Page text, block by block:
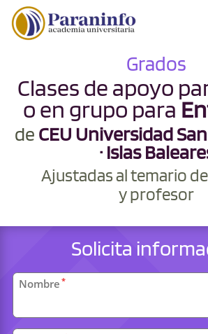
Grados
Clases de apoyo
o en grupo para
de CEU Universidad
· Islas
Ajustadas al temario
y profesor
Solicita
Datos
personales
Nombre *